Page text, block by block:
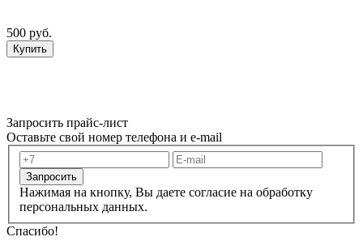
500 руб.
Купить
Запросить прайс-лист
Оставьте свой номер телефона и e-mail
Запросить
Нажимая на кнопку, Вы даете согласие на обработку
персональных данных.
Спасибо!